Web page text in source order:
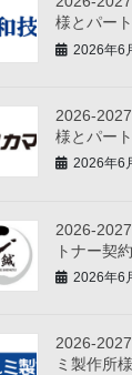
様とパー
2026年6
2026-
様とパー
2026年6
2026-
トナー契
2026年6
2026-
ミ製作所